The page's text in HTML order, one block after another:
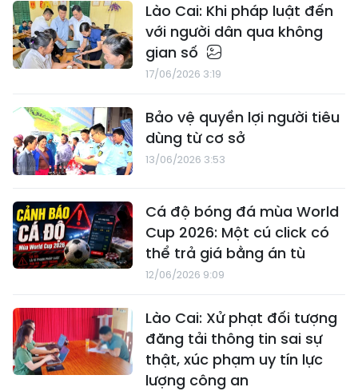
Lào Cai: Khi pháp luật đến
với người dân qua không
gian số
17/06/2026 3:19
Bảo vệ quyền lợi người tiêu
dùng từ cơ sở
13/06/2026 3:53
Cá độ bóng đá mùa World
Cup 2026: Một cú click có
thể trả giá bằng án tù
12/06/2026 9:09
Lào Cai: Xử phạt đối tượng
đăng tải thông tin sai sự
thật, xúc phạm uy tín lực
lượng công an